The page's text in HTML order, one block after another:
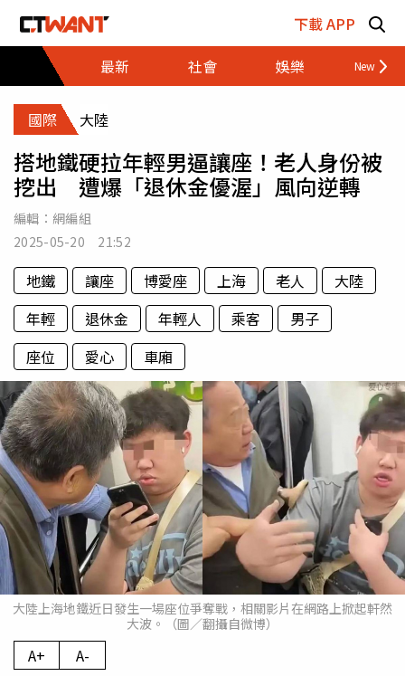
下載 APP
最新
社會 娛樂 財經
國際 大陸
搭地鐵硬拉年輕男逼讓座！老人身份被
挖出 遭爆「退休金優渥」風向逆轉
編輯： 網編組
2025-05-20 21:52
地鐵 讓座 博愛座 上海 老人
大陸
年輕
退休金 年輕人 乘客
男子
座位
愛心 車廂
大陸上海地鐵近日發生一場座位爭奪戰，相關影片在網路上掀起軒然
大波。（圖／翻攝自微博）
A+ A-